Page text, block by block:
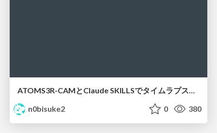
n0bisuke2
0 380